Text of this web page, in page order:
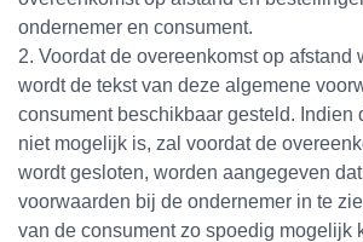
ondernemer en consument.
2. Voordat de overeenkomst op afstand
wordt de tekst van deze algemene
consument beschikbaar gesteld. Indien
niet mogelijk is, zal voordat de
wordt gesloten, worden aangegeven
voorwaarden bij de ondernemer in te
van de consument zo spoedig mogelijk